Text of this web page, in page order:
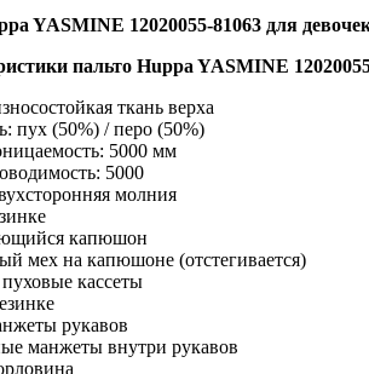
YASMINE 12020055-81063 для
пальто Huppa YASMINE
ткань верха
пух (50%) / перо (50%)
5000 мм
5000
молния
капюшон
мех на капюшоне (отстегивается)
кассеты
рукавов
манжеты внутри рукавов